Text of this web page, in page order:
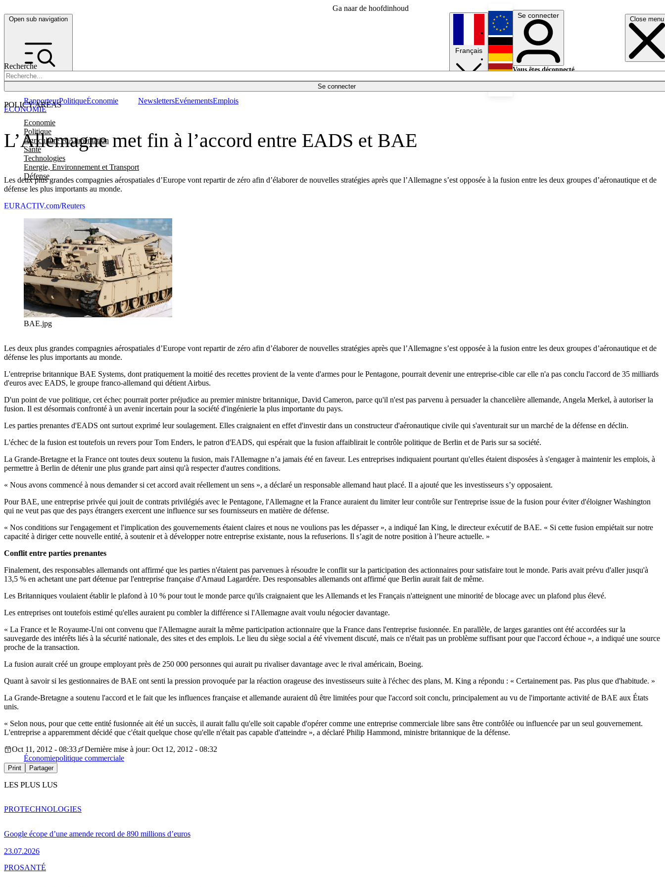
Ga naar de hoofdinhoud
Open sub navigation Close menu
Recherche
Se connecter
POLICY AREAS
Economie
Politique
Agriculture et Alimentation
Santé
Technologies
Energie, Environnement et Transport
Défense
RapporteurPolitiqueÉconomie NewslettersEvénementsEmplois
Français
English
Deutsch
Se connecter
Vous êtes déconnecté.
L’Allemagne met fin à l’accord entre EADS et BAE
Les deux plus grandes compagnies aérospatiales d’Europe vont repartir de zéro afin d’élaborer de nouvelles stratégies après que l’Allemagne s’est opposée à la fusion entre les deux groupes d’aéronautique et de
défense les plus importants au monde.
ÉCONOMIE
EURACTIV.com/Reuters
BAE.jpg
Les deux plus grandes compagnies aérospatiales d’Europe vont repartir de zéro afin d’élaborer de nouvelles stratégies après que l’Allemagne s’est opposée à la fusion entre les deux groupes d’aéronautique et de
défense les plus importants au monde.
L'entreprise britannique BAE Systems, dont pratiquement la moitié des recettes provient de la vente d'armes pour le Pentagone, pourrait devenir une entreprise-cible car elle n'a pas conclu l'accord de 35 milliards
d'euros avec EADS, le groupe franco-allemand qui détient Airbus.
D'un point de vue politique, cet échec pourrait porter préjudice au premier ministre britannique, David Cameron, parce qu'il n'est pas parvenu à persuader la chancelière allemande, Angela Merkel, à autoriser la
fusion. Il est désormais confronté à un avenir incertain pour la société d'ingénierie la plus importante du pays.
Les parties prenantes d'EADS ont surtout exprimé leur soulagement. Elles craignaient en effet d'investir dans un constructeur d'aéronautique civile qui s'aventurait sur un marché de la défense en déclin.
L'échec de la fusion est toutefois un revers pour Tom Enders, le patron d'EADS, qui espérait que la fusion affaiblirait le contrôle politique de Berlin et de Paris sur sa société.
La Grande-Bretagne et la France ont toutes deux soutenu la fusion, mais l'Allemagne n’a jamais été en faveur. Les entreprises indiquaient pourtant qu'elles étaient disposées à s'engager à maintenir les emplois, à
permettre à Berlin de détenir une plus grande part ainsi qu'à respecter d'autres conditions.
« Nous avons commencé à nous demander si cet accord avait réellement un sens », a déclaré un responsable allemand haut placé. Il a ajouté que les investisseurs s’y opposaient.
Pour BAE, une entreprise privée qui jouit de contrats privilégiés avec le Pentagone, l'Allemagne et la France auraient du limiter leur contrôle sur l'entreprise issue de la fusion pour éviter d'éloigner Washington
qui ne veut pas que des pays étrangers exercent une influence sur ses fournisseurs en matière de défense.
« Nos conditions sur l'engagement et l'implication des gouvernements étaient claires et nous ne voulions pas les dépasser », a indiqué Ian King, le directeur exécutif de BAE. « Si cette fusion empiétait sur notre
capacité à diriger cette nouvelle entité, à soutenir et à développer notre entreprise existante, nous la refuserions. Il s’agit de notre position à l’heure actuelle. »
Conflit entre parties prenantes
Finalement, des responsables allemands ont affirmé que les parties n'étaient pas parvenues à résoudre le conflit sur la participation des actionnaires pour satisfaire tout le monde. Paris avait prévu d'aller jusqu'à
13,5 % en achetant une part détenue par l'entreprise française d'Arnaud Lagardére. Des responsables allemands ont affirmé que Berlin aurait fait de même.
Les Britanniques voulaient établir le plafond à 10 % pour tout le monde parce qu'ils craignaient que les Allemands et les Français n'atteignent une minorité de blocage avec un plafond plus élevé.
Les entreprises ont toutefois estimé qu'elles auraient pu combler la différence si l'Allemagne avait voulu négocier davantage.
« La France et le Royaume-Uni ont convenu que l'Allemagne aurait la même participation actionnaire que la France dans l'entreprise fusionnée. En parallèle, de larges garanties ont été accordées sur la
sauvegarde des intérêts liés à la sécurité nationale, des sites et des emplois. Le lieu du siège social a été vivement discuté, mais ce n'était pas un problème suffisant pour que l'accord échoue », a indiqué une source
proche de la transaction.
La fusion aurait créé un groupe employant près de 250 000 personnes qui aurait pu rivaliser davantage avec le rival américain, Boeing.
Quant à savoir si les gestionnaires de BAE ont senti la pression provoquée par la réaction orageuse des investisseurs suite à l'échec des plans, M. King a répondu : « Certainement pas. Pas plus que d'habitude. »
La Grande-Bretagne a soutenu l'accord et le fait que les influences française et allemande auraient dû être limitées pour que l'accord soit conclu, principalement au vu de l'importante activité de BAE aux États
unis.
« Selon nous, pour que cette entité fusionnée ait été un succès, il aurait fallu qu'elle soit capable d'opérer comme une entreprise commerciale libre sans être contrôlée ou influencée par un seul gouvernement.
L'entreprise a apparemment décidé que c'était quelque chose qu'elle n'était pas capable d'atteindre », a déclaré Philip Hammond, ministre britannique de la défense.
Oct 11, 2012 - 08:33
Dernière mise à jour: Oct 12, 2012 - 08:32
Économiepolitique commerciale
Print Partager
LES PLUS LUS
Google écope d’une amende record de 890 millions d’euros
23.07.2026
PROTECHNOLOGIES
PROSANTÉ